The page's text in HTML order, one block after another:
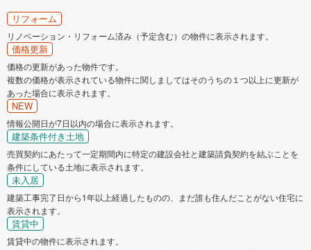
リフォーム
リノベーション・リフォーム済み（予定含む）の物件に表示されます。
価格更新
価格の更新があった物件です。
複数の価格が表示されている物件に関しましてはそのうちの１つ以上に更新が
あった場合に表示されます。
NEW
情報公開日が7日以内の場合に表示されます。
建築条件付き土地
売買契約にあたって一定期間内に特定の建設会社と建築請負契約を結ぶことを
条件にしている土地に表示されます。
未入居
建築工事完了日から1年以上経過したものの、まだ誰も住んだことがない住宅に
表示されます。
賃貸中
賃貸中の物件に表示されます。